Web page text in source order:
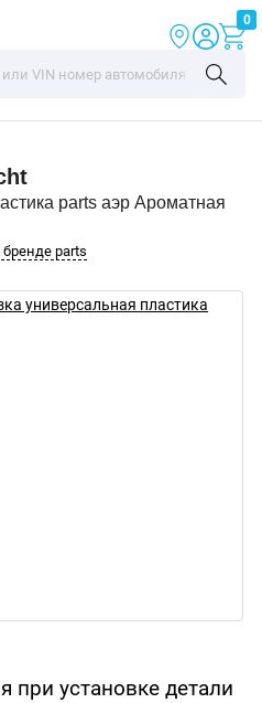
0
parts аэр Ароматная
parts
при установке детали